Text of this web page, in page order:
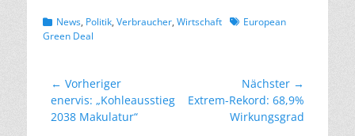
Kategorien
News, Politik, Verbraucher, Wirtschaft Schlagworte
European
Green Deal
Beitragsnavigation
← Vorheriger
Vorheriger
Beitrag:
enervis: „Kohleausstieg
2038 Makulatur“
Nächster →
Nächster
Extrem-Rekord: 68,9%
Wirkungsgrad